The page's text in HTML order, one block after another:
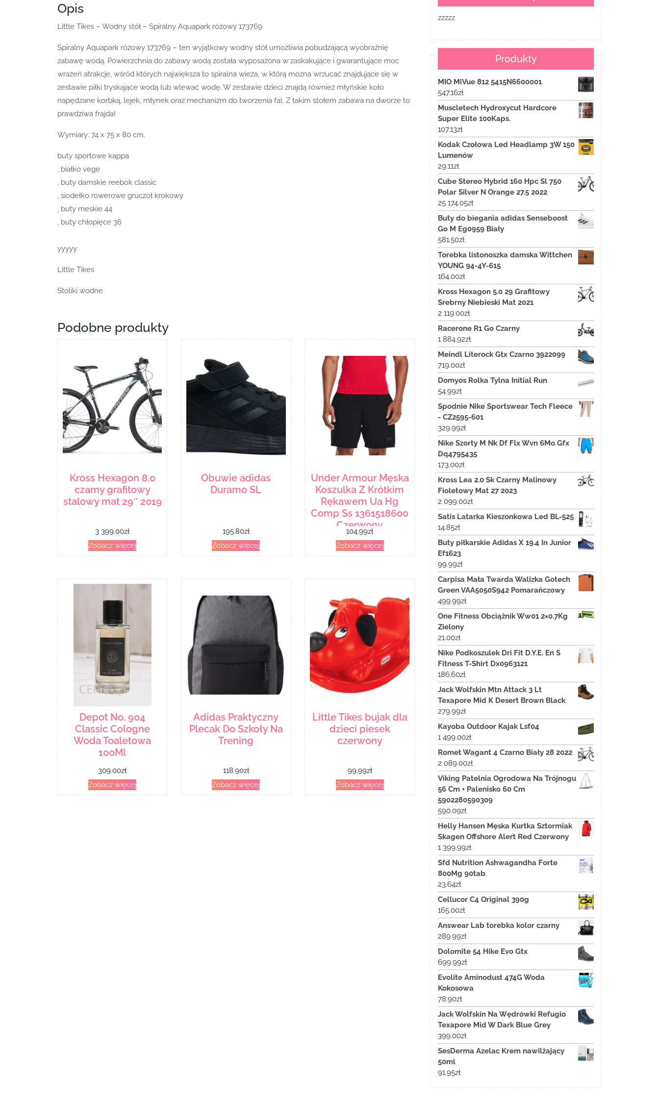
Opis
Little Tikes – Wodny stół – Spiralny Aquapark różowy 173769
Spiralny Aquapark różowy 173769 – ten wyjątkowy wodny stół umożliwia pobudzającą wyobraźnię
zabawę wodą. Powierzchnia do zabawy wodą została wyposażona w zaskakujące i gwarantujące moc
wrażeń atrakcje, wśród których największa to spiralna wieża, w którą można wrzucać znajdujące się w
zestawie piłki tryskające wodą lub wlewać wodę. W zestawie dzieci znajdą również młyńskie koło
napędzane korbką, lejek, młynek oraz mechanizm do tworzenia fal. Z takim stołem zabawa na dworze to
prawdziwa frajda!
Wymiary: 74 x 75 x 80 cm.
buty sportowe kappa
, białko vege
, buty damskie reebok classic
, siodełko rowerowe gruczoł krokowy
, buty meskie 44
, buty chłopięce 36
yyyyy
Little Tikes
Stoliki wodne
Podobne produkty
Kross Hexagon 8.0
czarny grafitowy
stalowy mat 29″ 2019
3 399.00zł
Zobacz więcej
Obuwie adidas
Duramo SL
195.80zł
Zobacz więcej
Under Armour Męska
Koszulka Z Krótkim
Rękawem Ua Hg
Comp Ss 1361518600
Czerwony
104.99zł
Zobacz więcej
Depot No. 904
Classic Cologne
Woda Toaletowa
100Ml
309.00zł
Zobacz więcej
Adidas Praktyczny
Plecak Do Szkoły Na
Trening
118.90zł
Zobacz więcej
Little Tikes bujak dla
dzieci piesek
czerwony
99.99zł
Zobacz więcej
zzzzz
Produkty
MIO MiVue 812 5415N6600001
547.16zł
Muscletech Hydroxycut Hardcore
Super Elite 100Kaps.
107.13zł
Kodak Czołowa Led Headlamp 3W 150
Lumenów
29.11zł
Cube Stereo Hybrid 160 Hpc Sl 750
Polar Silver N Orange 27.5 2022
25 174.05zł
Buty do biegania adidas Senseboost
Go M Eg0959 Biały
581.50zł
Torebka listonoszka damska Wittchen
YOUNG 94-4Y-615
164.00zł
Kross Hexagon 5.0 29 Grafitowy
Srebrny Niebieski Mat 2021
2 119.00zł
Racerone R1 Go Czarny
1 884.92zł
Meindl Literock Gtx Czarno 3922099
719.00zł
Domyos Rolka Tylna Initial Run
54.99zł
Spodnie Nike Sportswear Tech Fleece
- CZ2595-601
329.99zł
Nike Szorty M Nk Df Flx Wvn 6Mo Gfx
Dq4795435
173.00zł
Kross Lea 2.0 Sk Czarny Malinowy
Fioletowy Mat 27 2023
2 099.00zł
Satis Latarka Kieszonkowa Led BL-525
14.85zł
Buty piłkarskie Adidas X 19.4 In Junior
Ef1623
99.99zł
Carpisa Mała Twarda Walizka Gotech
Green VAA5050S942 Pomarańczowy
499.99zł
One Fitness Obciążnik Ww01 2×0.7Kg
Zielony
21.00zł
Nike Podkoszulek Dri Fit D.Y.E. En S
Fitness T-Shirt Dx0963121
186.60zł
Jack Wolfskin Mtn Attack 3 Lt
Texapore Mid K Desert Brown Black
279.99zł
Kayoba Outdoor Kajak Lsf04
1 499.00zł
Romet Wagant 4 Czarno Biały 28 2022
2 089.00zł
Viking Patelnia Ogrodowa Na Trójnogu
56 Cm + Palenisko 60 Cm
5902280590309
590.09zł
Helly Hansen Męska Kurtka Sztormiak
Skagen Offshore Alert Red Czerwony
1 399.99zł
Sfd Nutrition Ashwagandha Forte
800Mg 90tab
23.64zł
Cellucor C4 Original 390g
165.00zł
Answear Lab torebka kolor czarny
289.99zł
Dolomite 54 Hike Evo Gtx
699.99zł
Evolite Aminodust 474G Woda
Kokosowa
78.90zł
Jack Wolfskin Na Wędrówki Refugio
Texapore Mid W Dark Blue Grey
399.00zł
SesDerma Azelac Krem nawilżający
50ml
91.95zł